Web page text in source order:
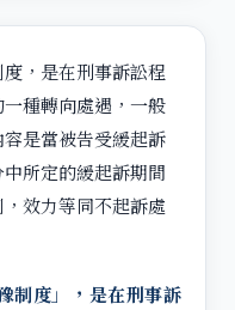
，是在刑事訴訟程
種轉向處遇，一般
是當被告受緩起訴
所定的緩起訴期間
效力等同不起訴處
制度」，是在刑事訴